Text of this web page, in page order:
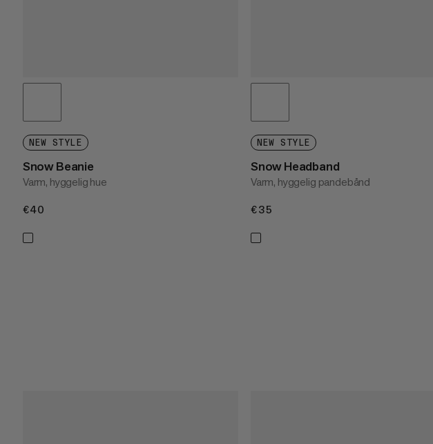
NEW STYLE
Snow Beanie
Varm, hyggelig hue
€40
NEW STYLE
Snow Headband
Varm, hyggelig pandebånd
€35